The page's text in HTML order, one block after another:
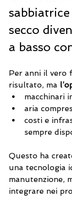
secco
a basso
Per anni il vero
risultato, ma
macchinari
aria
costi e
sempre
Questo ha
una tecnologia
manutenzione,
integrare nei